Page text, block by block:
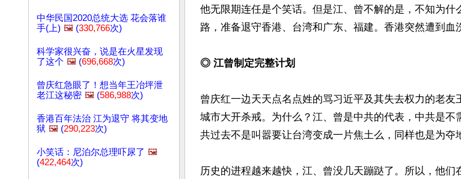
中华民国2020总统大选 花会落谁
手(上) 🖼️ (330,766次)
科学家很兴奋，说是在火星发现
了这个 🖼️ (696,668次)
曾庆红急眼了！想当年王冶坪泄
老江这秘密 🖼️ (586,988次)
香港百年法治 江为退守 将其变地
狱 🖼️ (290,223次)
小笑话：尼泊尔总理吓尿了 🖼️
(422,464次)
他无限期连任是个笑话。但是江、曾不解的是，不知为什
路，准备退守香港、台湾和广东、福建。香港突然遭到血
◎ 江曾制定完整计划
曾庆红一边天天点名点姓的骂习近平及其失去权力的老友
城市大开杀戒。为什么？江、曾是中共的代表，中共是不
共过去不是叫嚣要让台湾变成一片焦土么，同样也是为夺
历史的进程越来越快，江、曾没几天蹦跶了。所以，他们